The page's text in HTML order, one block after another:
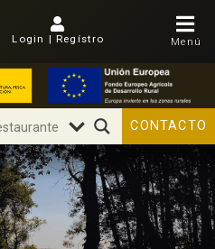
Login | Regístro Menú
CONTACTO